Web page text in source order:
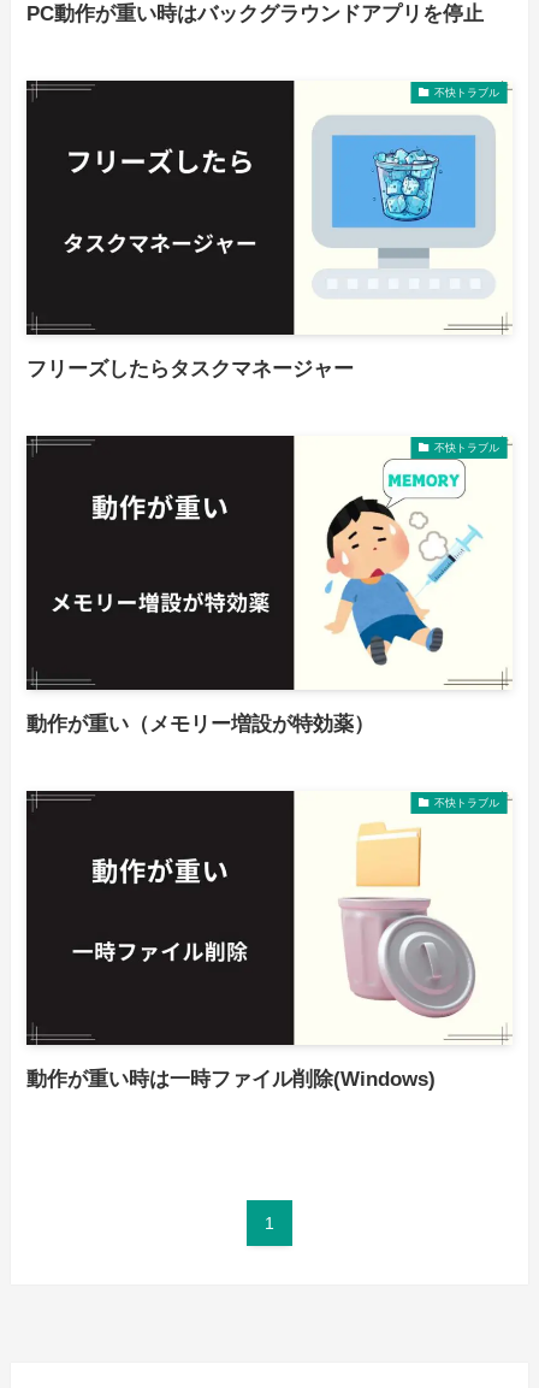
PC動作が重い時はバックグラウンドアプリを停止
不快トラブル
フリーズしたらタスクマネージャー
不快トラブル
動作が重い（メモリー増設が特効薬）
不快トラブル
動作が重い時は一時ファイル削除(Windows)
1